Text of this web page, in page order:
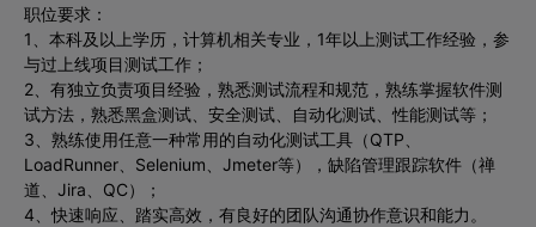
职位要求：
1、本科及以上学历，计算机相关专业，1年以上测试工作经验，参
与过上线项目测试工作；
2、有独立负责项目经验，熟悉测试流程和规范，熟练掌握软件测
试方法，熟悉黑盒测试、安全测试、自动化测试、性能测试等；
3、熟练使用任意一种常用的自动化测试工具（QTP、
LoadRunner、Selenium、Jmeter等），缺陷管理跟踪软件（禅
道、Jira、QC）；
4、快速响应、踏实高效，有良好的团队沟通协作意识和能力。